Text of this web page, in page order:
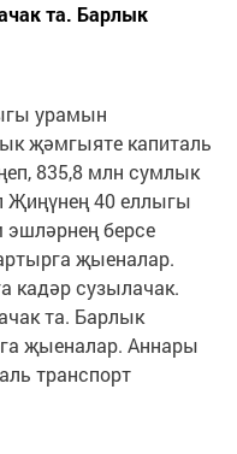
та. Барлык
урамын
җәмгыяте капиталь
835,8 млн сумлык
Җиңүнең 40 еллыгы
берсе
җыеналар.
кадәр сузылачак.
та. Барлык
җыеналар. Аннары
транспорт